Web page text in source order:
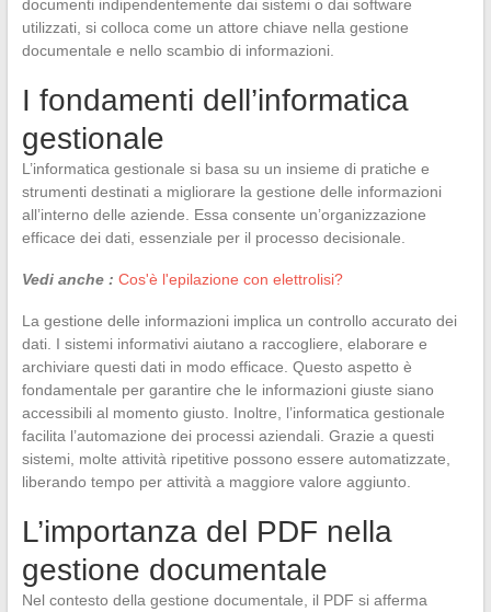
documenti indipendentemente dai sistemi o dai software
utilizzati, si colloca come un attore chiave nella gestione
documentale e nello scambio di informazioni.
I fondamenti dell’informatica
gestionale
L’informatica gestionale si basa su un insieme di pratiche e
strumenti destinati a migliorare la gestione delle informazioni
all’interno delle aziende. Essa consente un’organizzazione
efficace dei dati, essenziale per il processo decisionale.
Vedi anche : Cos'è l'epilazione con elettrolisi?
La gestione delle informazioni implica un controllo accurato dei
dati. I sistemi informativi aiutano a raccogliere, elaborare e
archiviare questi dati in modo efficace. Questo aspetto è
fondamentale per garantire che le informazioni giuste siano
accessibili al momento giusto. Inoltre, l’informatica gestionale
facilita l’automazione dei processi aziendali. Grazie a questi
sistemi, molte attività ripetitive possono essere automatizzate,
liberando tempo per attività a maggiore valore aggiunto.
L’importanza del PDF nella
gestione documentale
Nel contesto della gestione documentale, il PDF si afferma